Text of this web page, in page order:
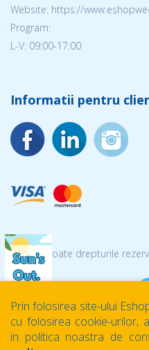
Website: https://
Program:
L-V: 09:00-17:00
Informatii pentru
© 2026 Toate drepturile
Prin folosirea site-ului
cu folosirea cookie-urilor,
in politica noastra de